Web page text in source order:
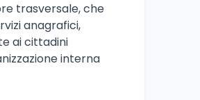
trasversale, che
anagrafici,
ai cittadini
interna